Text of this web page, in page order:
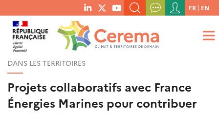
menu
social
links
RECHERCHER UN MOT-CLÉ, UNE PUBLICATION, ETC.
QUE RECHERCHEZ-VOUS ?
Menu
du
compte
de
FR EN
DANS LES TERRITOIRES
Projets collaboratifs avec France
Énergies Marines pour contribuer